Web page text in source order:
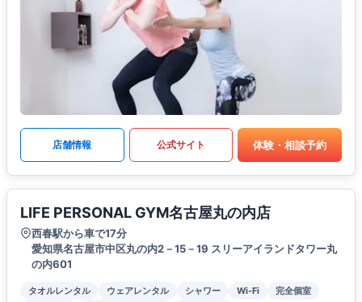
店舗情報 公式サイト 体験・相談予約
LIFE PERSONAL GYM名古屋丸の内店
西春駅から車で17分
愛知県名古屋市中区丸の内2－15－19 スリーアイランドタワー丸
の内601
タオルレンタル ウェアレンタル シャワー Wi-Fi
完全個室